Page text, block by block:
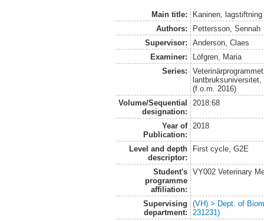
Main title:
Kaninen,
Authors:
Pettersson, Sennah
Supervisor:
Anderson, Claes
Examiner:
Löfgren, Maria
Series:
(f.o.m. 2016)
Volume/Sequential
designation:
2018:68
Year of
Publication:
2018
Level and depth
descriptor:
First cycle, G2E
Student's
programme
affiliation:
VY002 Veterinary
Supervising
department:
(VH) > Dept. of
231231)